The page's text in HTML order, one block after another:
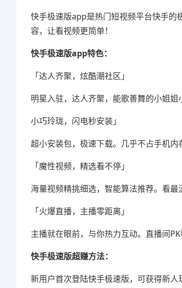
快手极速版app是热门短视频平台快手的
容，让看视频更简单！
快手极速版app特色：
「达人齐聚，炫酷潮社区」
明星入驻，达人齐聚，能歌善舞的小姐姐
小巧玲珑，闪电秒安装」
超小安装包，极速下载。几乎不占手机内
「魔性视频，精选看不停」
海量视频精挑细选，智能算法推荐。看最
「火爆直播，主播零距离」
主播就在眼前，与你热力互动。直播间
快手极速版超赚方法：
新用户首次登陆快手极速版，可获得新人